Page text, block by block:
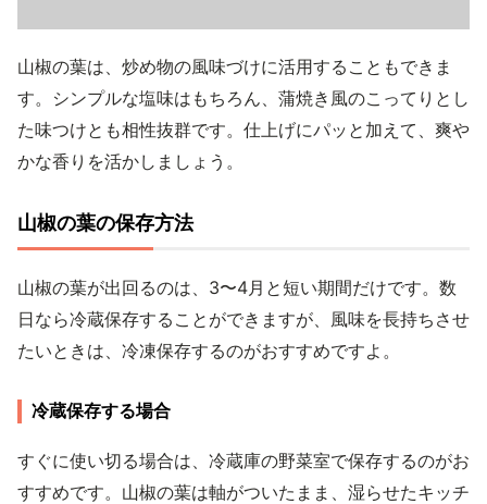
山椒の葉は、炒め物の風味づけに活用することもできま
す。シンプルな塩味はもちろん、蒲焼き風のこってりとし
た味つけとも相性抜群です。仕上げにパッと加えて、爽や
かな香りを活かしましょう。
山椒の葉の保存方法
山椒の葉が出回るのは、3〜4月と短い期間だけです。数
日なら冷蔵保存することができますが、風味を長持ちさせ
たいときは、冷凍保存するのがおすすめですよ。
冷蔵保存する場合
すぐに使い切る場合は、冷蔵庫の野菜室で保存するのがお
すすめです。山椒の葉は軸がついたまま、湿らせたキッチ